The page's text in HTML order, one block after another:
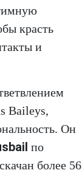
красть
и
Baileys,
Он
по
более 56